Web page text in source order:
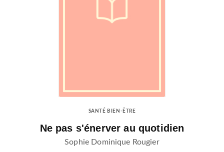
SANTÉ BIEN-ÊTRE
Ne pas s'énerver au quotidien
Sophie Dominique Rougier